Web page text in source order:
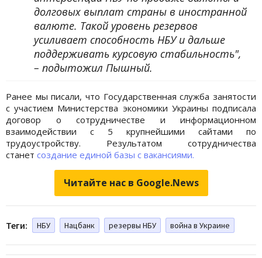
долговых выплат страны в иностранной
валюте. Такой уровень резервов
усиливает способность НБУ и дальше
поддерживать курсовую стабильность",
– подытожил Пышный.
Ранее мы писали, что Государственная служба занятости
с участием Министерства экономики Украины подписала
договор о сотрудничестве и информационном
взаимодействии с 5 крупнейшими сайтами по
трудоустройству. Результатом сотрудничества
станет создание единой базы с вакансиями.
Читайте нас в Google.News
Теги: НБУ Нацбанк резервы НБУ война в Украине